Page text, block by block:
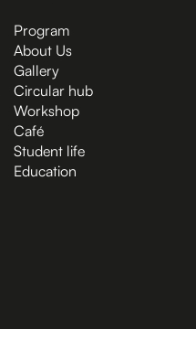
Program
About Us
Gallery
Circular hub
Workshop
Café
Student life
Education